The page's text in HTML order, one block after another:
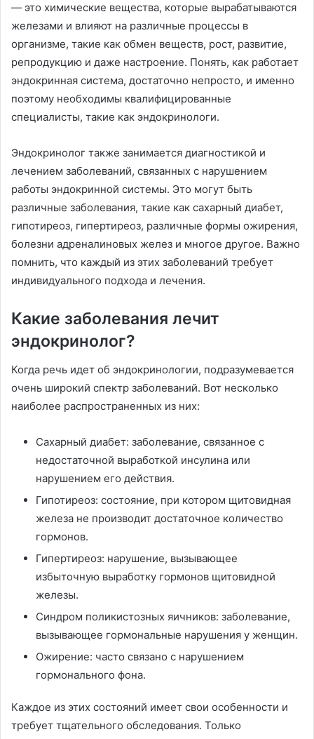
— это химические вещества, которые вырабатываются
железами и влияют на различные процессы в
организме, такие как обмен веществ, рост, развитие,
репродукцию и даже настроение. Понять, как работает
эндокринная система, достаточно непросто, и именно
поэтому необходимы квалифицированные
специалисты, такие как эндокринологи.
Эндокринолог также занимается диагностикой и
лечением заболеваний, связанных с нарушением
работы эндокринной системы. Это могут быть
различные заболевания, такие как сахарный диабет,
гипотиреоз, гипертиреоз, различные формы ожирения,
болезни адреналиновых желез и многое другое. Важно
помнить, что каждый из этих заболеваний требует
индивидуального подхода и лечения.
Какие заболевания лечит
эндокринолог?
Когда речь идет об эндокринологии, подразумевается
очень широкий спектр заболеваний. Вот несколько
наиболее распространенных из них:
Сахарный диабет: заболевание, связанное с
недостаточной выработкой инсулина или
нарушением его действия.
Гипотиреоз: состояние, при котором щитовидная
железа не производит достаточное количество
гормонов.
Гипертиреоз: нарушение, вызывающее
избыточную выработку гормонов щитовидной
железы.
Синдром поликистозных яичников: заболевание,
вызывающее гормональные нарушения у женщин.
Ожирение: часто связано с нарушением
гормонального фона.
Каждое из этих состояний имеет свои особенности и
требует тщательного обследования. Только